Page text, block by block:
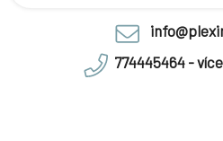
774445464 -